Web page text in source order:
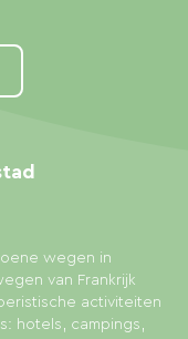
wegen in
van Frankrijk
activiteiten
hotels, campings,